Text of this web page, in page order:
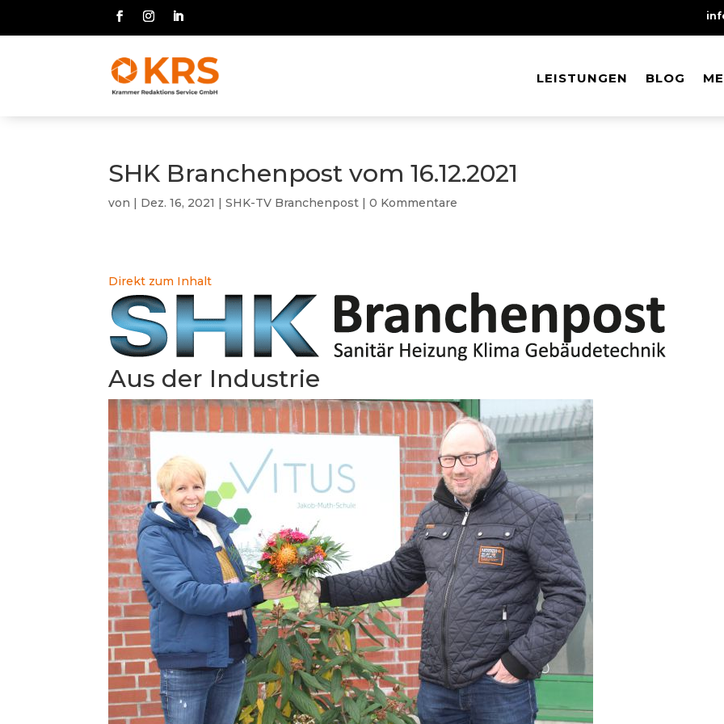
LEISTUNGEN BLOG
LEISTUNGEN BLOG
SHK Branchenpost vom 16.12.2021
von | Dez. 16, 2021 |SHK-TV Branchenpost |0 Kommentare
Direkt zum Inhalt
Aus der Industrie